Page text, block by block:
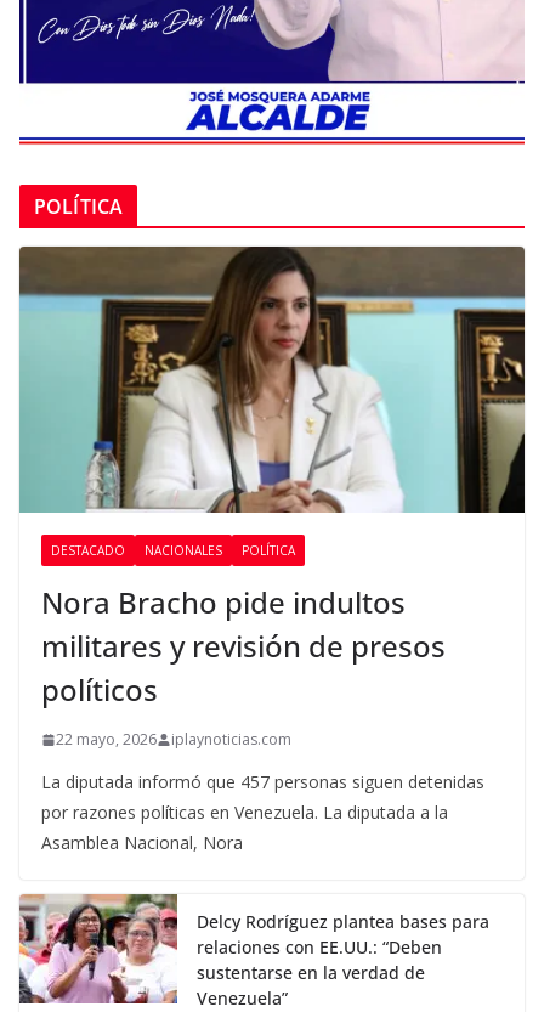
POLÍTICA
DESTACADO NACIONALES POLÍTICA
Nora Bracho pide indultos
militares y revisión de presos
políticos
22 mayo, 2026 iplaynoticias.com
La diputada informó que 457 personas siguen detenidas
por razones políticas en Venezuela. La diputada a la
Asamblea Nacional, Nora
Delcy Rodríguez plantea bases para
relaciones con EE.UU.: “Deben
sustentarse en la verdad de
Venezuela”